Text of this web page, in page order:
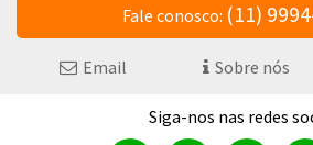
Fale conosco: (11)
Email Sobre nós